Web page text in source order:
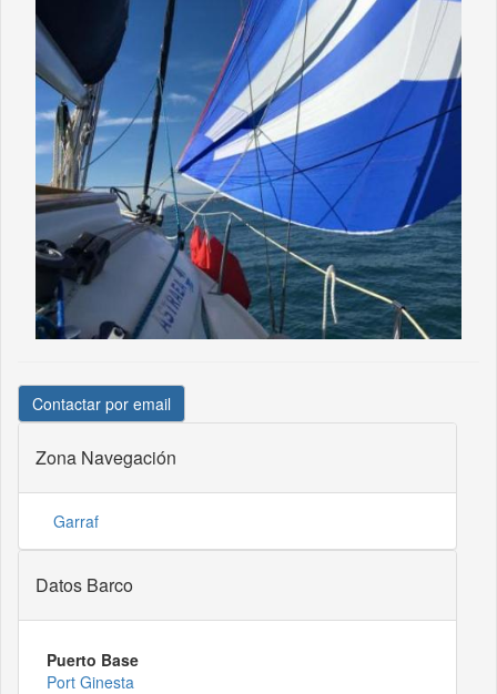
Contactar por email
Zona Navegación
Garraf
Datos Barco
Puerto Base
Port Ginesta